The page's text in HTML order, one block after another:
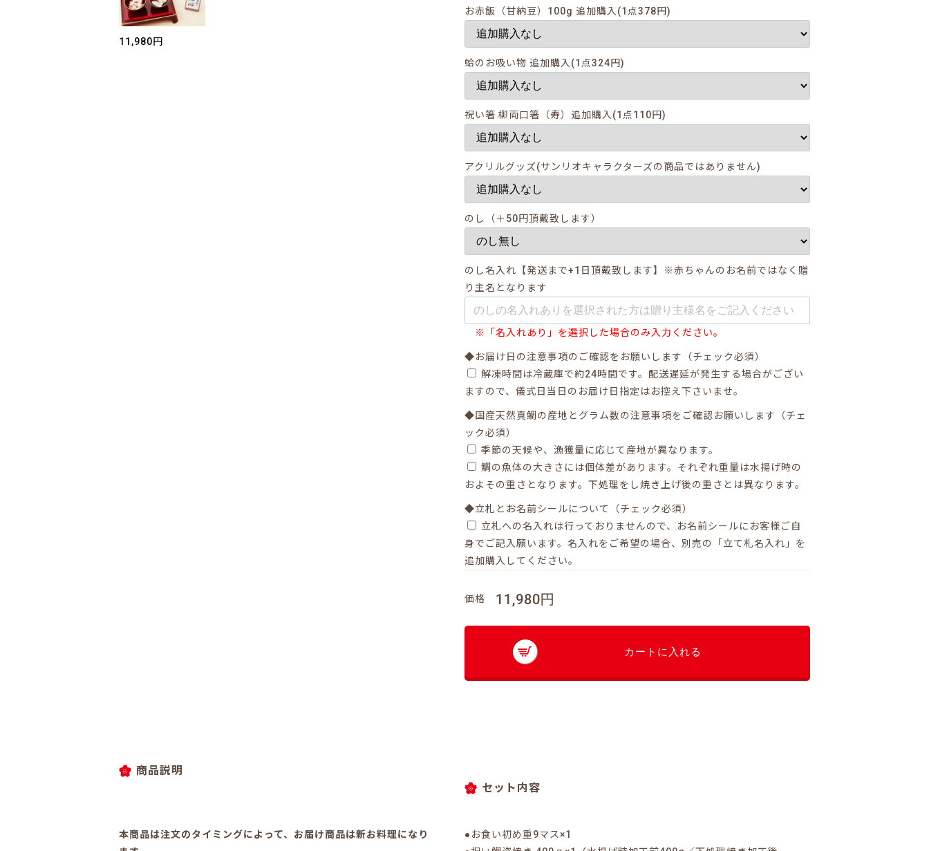
11,980円
お赤飯（甘納豆）100g 追加購入(1点378円)
蛤のお吸い物 追加購入(1点324円)
祝い箸 柳両口箸（寿）追加購入(1点110円)
アクリルグッズ(サンリオキャラクターズの商品ではありません)
のし（＋50円頂戴致します）
のし名入れ【発送まで+1日頂戴致します】※赤ちゃんのお名前ではなく贈
り主名となります
※「名入れあり」を選択した場合のみ入力ください。
◆お届け日の注意事項のご確認をお願いします（チェック必須）
解凍時間は冷蔵庫で約24時間です。配送遅延が発生する場合がござい
ますので、儀式日当日のお届け日指定はお控え下さいませ。
◆国産天然真鯛の産地とグラム数の注意事項をご確認お願いします（チェ
ック必須）
季節の天候や、漁獲量に応じて産地が異なります。
鯛の魚体の大きさには個体差があります。それぞれ重量は水揚げ時の
およその重さとなります。下処理をし焼き上げ後の重さとは異なります。
◆立札とお名前シールについて（チェック必須）
立札への名入れは行っておりませんので、お名前シールにお客様ご自
身でご記入願います。名入れをご希望の場合、別売の「立て札名入れ」を
追加購入してください。
価格 11,980円
カートに入れる
商品説明
本商品は注文のタイミングによって、お届け商品は新お料理になり
セット内容
●お食い初め重9マス×1